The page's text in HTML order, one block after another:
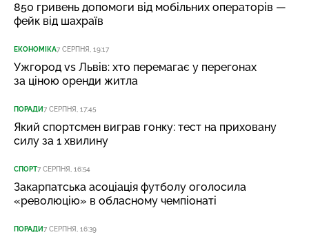
850 гривень допомоги від мобільних операторів —
фейк від шахраїв
ЕКОНОМІКА7 СЕРПНЯ, 19:17
Ужгород vs Львів: хто перемагає у перегонах
за ціною оренди житла
ПОРАДИ7 СЕРПНЯ, 17:45
Який спортсмен виграв гонку: тест на приховану
силу за 1 хвилину
СПОРТ7 СЕРПНЯ, 16:54
Закарпатська асоціація футболу оголосила
«революцію» в обласному чемпіонаті
ПОРАДИ7 СЕРПНЯ, 16:39